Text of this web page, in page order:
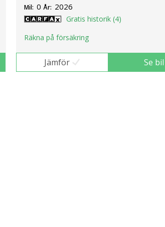
Mil: 0 År: 2026
Gratis historik (4)
Räkna på försäkring
Jämför Se bil